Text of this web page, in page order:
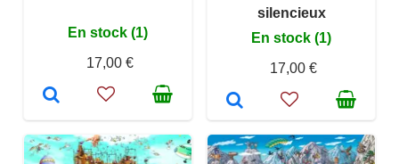
En stock (1)
17,00 €
silencieux
En stock (1)
17,00 €